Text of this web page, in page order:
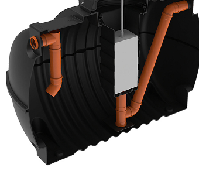
Емкости для воды 4500
Емкости для воды 4000
Емкости для воды 3000
Емкости для воды 2500
Емкости для воды 2000
Емкости для воды 1500
Емкости для воды 1000
Емкости для воды 750
Емкости для воды 600